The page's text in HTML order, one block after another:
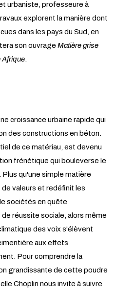
urbaniste, professeure à
explorent la manière dont
dans les pays du Sud, en
son ouvrage Matière grise
Afrique.
croissance urbaine rapide qui
des constructions en béton.
de ce matériau, est devenu
frénétique qui bouleverse le
qu'une simple matière
valeurs et redéfinit les
sociétés en quête
réussite sociale, alors même
des voix s'élèvent
aux effets
Pour comprendre la
grandissante de cette poudre
Choplin nous invite à suivre